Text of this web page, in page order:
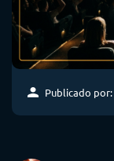
Publicado